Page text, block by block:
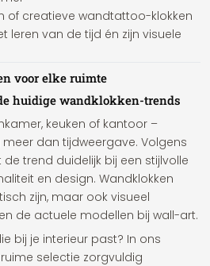
of creatieve wandtattoo-klokken
leren van de tijd én zijn visuele
voor elke ruimte
huidige wandklokken-trends
keuken of kantoor –
dan tijdweergave. Volgens
trend duidelijk bij een stijlvolle
en design. Wandklokken
zijn, maar ook visueel
de actuele modellen bij wall-art.
bij je interieur past? In ons
selectie zorgvuldig